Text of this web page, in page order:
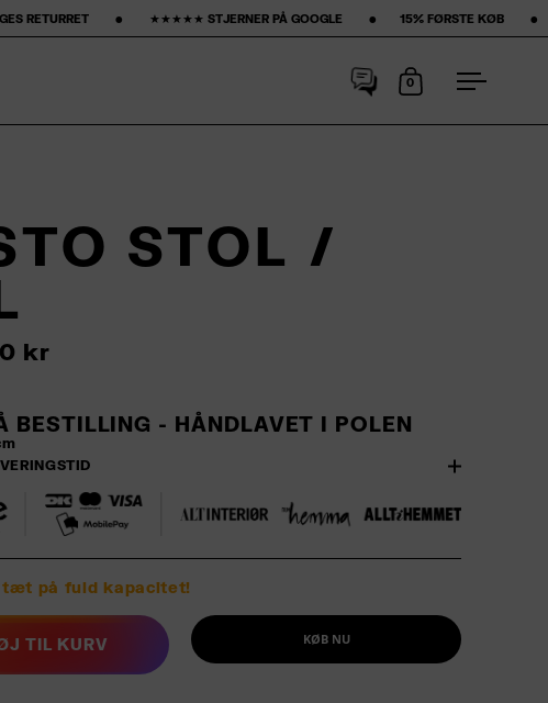
★★★★★ STJERNER PÅ GOOGLE ‎ ‎ ‎ ‎ ‎ ‎ ‎ •‎ 15% FØRSTE KØB‎ ‎ ‎ ‎ ‎ ‎ ‎ ‎ •‎ ‎ ‎ ‎ ‎ ‎ ‎ ‎ GRATIS FRAGT
Åbn kurv
0
Åbn
STOL /
kr
BESTILLING - HÅNDLAVET I POLEN
tæt på fuld kapacitet!
TIL KURV KØB NU